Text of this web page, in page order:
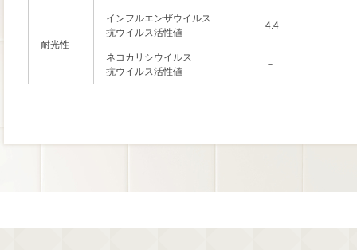
耐光性
インフルエンザウイルス
抗ウイルス活性値
4.4
ネコカリシウイルス
抗ウイルス活性値
－